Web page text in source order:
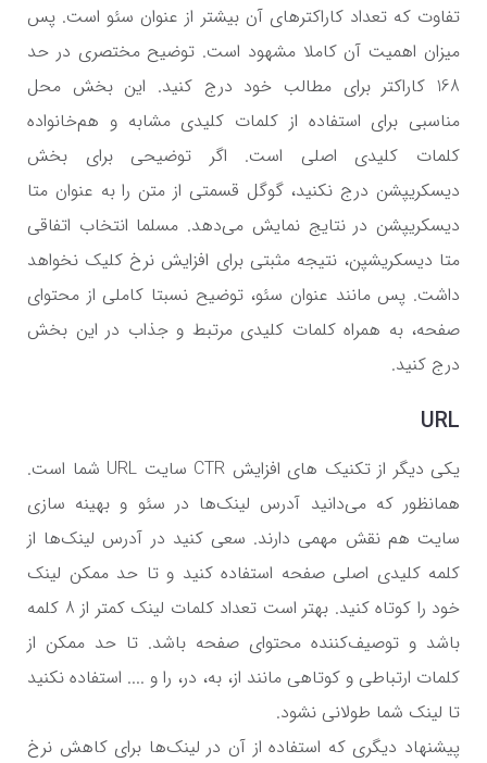
تفاوت که تعداد کاراکترهای آن بیشتر از عنوان سئو است. پس
میزان اهمیت آن کاملا مشهود است. توضیح مختصری در حد
168 کاراکتر برای مطالب خود درج کنید. این بخش محل
مناسبی برای استفاده از کلمات کلیدی مشابه و هم‌خانواده
کلمات کلیدی اصلی است. اگر توضیحی برای بخش
دیسکریپشن درج نکنید، گوگل قسمتی از متن را به عنوان متا
دیسکریپشن در نتایج نمایش می‌دهد. مسلما انتخاب اتفاقی
متا دیسکریشپن، نتیجه مثبتی برای افزایش نرخ کلیک نخواهد
داشت. پس مانند عنوان سئو، توضیح نسبتا کاملی از محتوای
صفحه، به همراه کلمات کلیدی مرتبط و جذاب در این بخش
درج کنید.
URL
یکی دیگر از تکنیک های افزایش CTR سایت URL شما است.
همانظور که می‌دانید آدرس لینک‌ها در سئو و بهینه سازی
سایت هم نقش مهمی دارند. سعی کنید در آدرس لینک‌ها از
کلمه کلیدی اصلی صفحه استفاده کنید و تا حد ممکن لینک
خود را کوتاه کنید. بهتر است تعداد کلمات لینک کمتر از 8 کلمه
باشد و توصیف‌کننده محتوای صفحه باشد. تا حد ممکن از
کلمات ارتباطی و کوتاهی مانند از، به، در، را و .... استفاده نکنید
تا لینک شما طولانی نشود.
پیشنهاد دیگری که استفاده از آن در لینک‌ها برای کاهش نرخ